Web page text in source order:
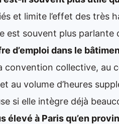
et limite l’effet des très
est souvent plus parlante
d’emploi dans le
convention collective, au
au volume d’heures
si elle intègre déjà
élevé à Paris qu’en